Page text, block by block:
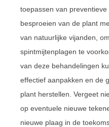
toepassen van
besproeien van de plant
van natuurlijke vijanden,
spintmijtenplagen te
van deze behandelingen
effectief aanpakken en de
plant herstellen. Vergeet
op eventuele nieuwe
nieuwe plaag in de